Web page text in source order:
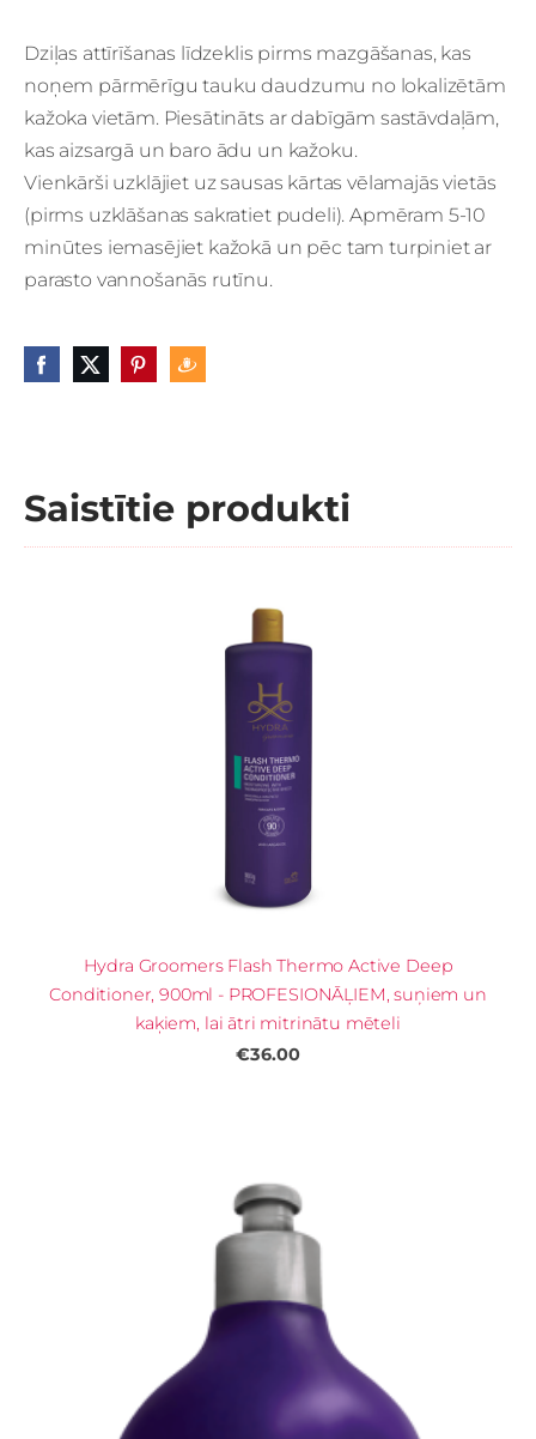
Dziļas attīrīšanas līdzeklis pirms mazgāšanas, kas
noņem pārmērīgu tauku daudzumu no lokalizētām
kažoka vietām. Piesātināts ar dabīgām sastāvdaļām,
kas aizsargā un baro ādu un kažoku.
Vienkārši uzklājiet uz sausas kārtas vēlamajās vietās
(pirms uzklāšanas sakratiet pudeli). Apmēram 5-10
minūtes iemasējiet kažokā un pēc tam turpiniet ar
parasto vannošanās rutīnu.
Saistītie produkti
Hydra Groomers Flash Thermo Active Deep
Conditioner, 900ml - PROFESIONĀĻIEM, suņiem un
kaķiem, lai ātri mitrinātu mēteli
€36.00